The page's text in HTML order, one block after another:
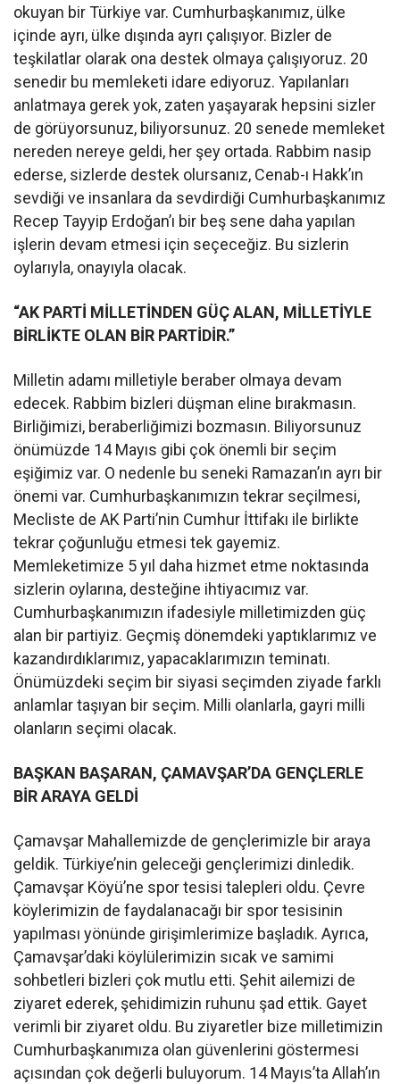
okuyan bir Türkiye var. Cumhurbaşkanımız, ülke
içinde ayrı, ülke dışında ayrı çalışıyor. Bizler de
teşkilatlar olarak ona destek olmaya çalışıyoruz. 20
senedir bu memleketi idare ediyoruz. Yapılanları
anlatmaya gerek yok, zaten yaşayarak hepsini sizler
de görüyorsunuz, biliyorsunuz. 20 senede memleket
nereden nereye geldi, her şey ortada. Rabbim nasip
ederse, sizlerde destek olursanız, Cenab-ı Hakk’ın
sevdiği ve insanlara da sevdirdiği Cumhurbaşkanımız
Recep Tayyip Erdoğan’ı bir beş sene daha yapılan
işlerin devam etmesi için seçeceğiz. Bu sizlerin
oylarıyla, onayıyla olacak.
“AK PARTİ MİLLETİNDEN GÜÇ ALAN, MİLLETİYLE
BİRLİKTE OLAN BİR PARTİDİR.”
Milletin adamı milletiyle beraber olmaya devam
edecek. Rabbim bizleri düşman eline bırakmasın.
Birliğimizi, beraberliğimizi bozmasın. Biliyorsunuz
önümüzde 14 Mayıs gibi çok önemli bir seçim
eşiğimiz var. O nedenle bu seneki Ramazan’ın ayrı bir
önemi var. Cumhurbaşkanımızın tekrar seçilmesi,
Mecliste de AK Parti’nin Cumhur İttifakı ile birlikte
tekrar çoğunluğu etmesi tek gayemiz.
Memleketimize 5 yıl daha hizmet etme noktasında
sizlerin oylarına, desteğine ihtiyacımız var.
Cumhurbaşkanımızın ifadesiyle milletimizden güç
alan bir partiyiz. Geçmiş dönemdeki yaptıklarımız ve
kazandırdıklarımız, yapacaklarımızın teminatı.
Önümüzdeki seçim bir siyasi seçimden ziyade farklı
anlamlar taşıyan bir seçim. Milli olanlarla, gayri milli
olanların seçimi olacak.
BAŞKAN BAŞARAN, ÇAMAVŞAR’DA GENÇLERLE
BİR ARAYA GELDİ
Çamavşar Mahallemizde de gençlerimizle bir araya
geldik. Türkiye’nin geleceği gençlerimizi dinledik.
Çamavşar Köyü’ne spor tesisi talepleri oldu. Çevre
köylerimizin de faydalanacağı bir spor tesisinin
yapılması yönünde girişimlerimize başladık. Ayrıca,
Çamavşar’daki köylülerimizin sıcak ve samimi
sohbetleri bizleri çok mutlu etti. Şehit ailemizi de
ziyaret ederek, şehidimizin ruhunu şad ettik. Gayet
verimli bir ziyaret oldu. Bu ziyaretler bize milletimizin
Cumhurbaşkanımıza olan güvenlerini göstermesi
açısından çok değerli buluyorum. 14 Mayıs’ta Allah’ın